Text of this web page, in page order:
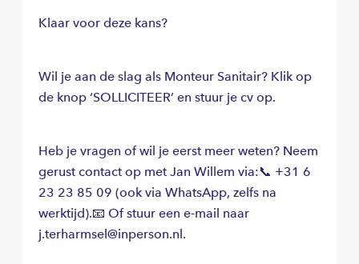
Klaar voor deze kans?
Wil je aan de slag als Monteur Sanitair? Klik op
de knop ‘SOLLICITEER’ en stuur je cv op.
Heb je vragen of wil je eerst meer weten? Neem
gerust contact op met Jan Willem via:📞 +31 6
23 23 85 09 (ook via WhatsApp, zelfs na
werktijd).📧 Of stuur een e-mail naar
j.terharmsel@inperson.nl.